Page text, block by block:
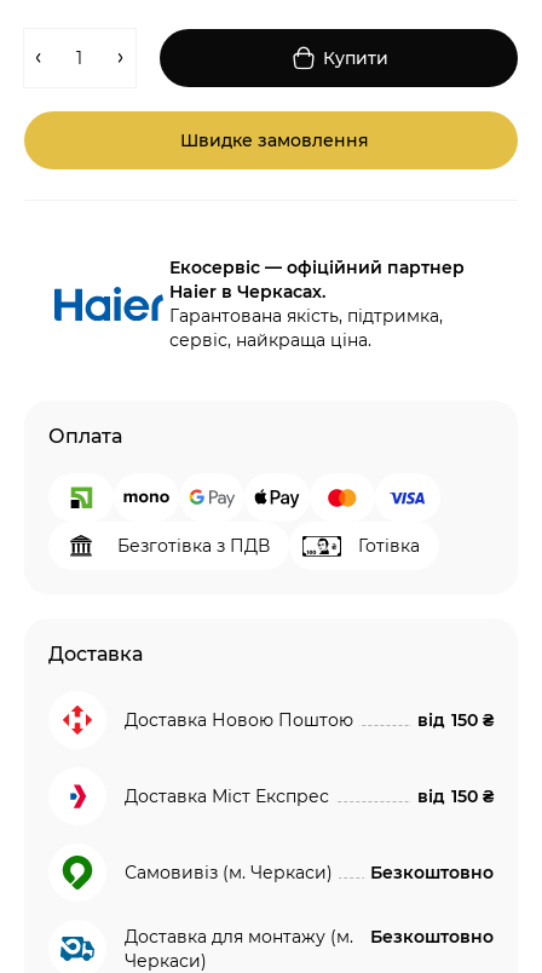
Купити
Швидке замовлення
Екосервіс — офіційний партнер
Haier в Черкасах.
Гарантована якість, підтримка,
сервіс, найкраща ціна.
Оплата
Безготівка з ПДВ Готівка
Доставка
Доставка Новою Поштою від 150 ₴
Доставка Міст Експрес від 150 ₴
Самовивіз (м. Черкаси) Безкоштовно
Доставка для монтажу (м.
Черкаси)
Безкоштовно